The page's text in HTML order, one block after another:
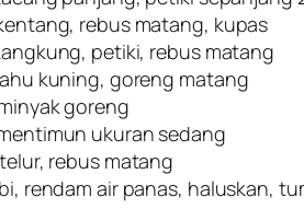
rebus matang, kupas
petiki, rebus matang
kuning, goreng matang
goreng
ukuran sedang
rebus matang
rendam air panas, haluskan,